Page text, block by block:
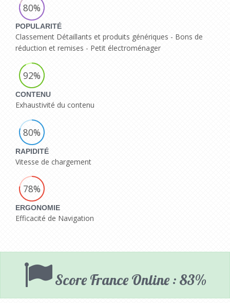
80%
POPULARITÉ
Classement Détaillants et produits génériques - Bons de
réduction et remises - Petit électroménager
92%
CONTENU
Exhaustivité du contenu
80%
RAPIDITÉ
Vitesse de chargement
78%
ERGONOMIE
Efficacité de Navigation
Score France Online : 83%